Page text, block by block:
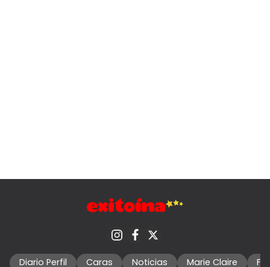
Diario Perfil Caras Noticias Marie Claire